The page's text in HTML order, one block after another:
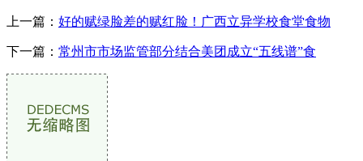
上一篇： 好的赋绿脸差的赋红脸！广西立异学校食堂食物
下一篇： 常州市市场监管部分结合美团成立“五线谱”食